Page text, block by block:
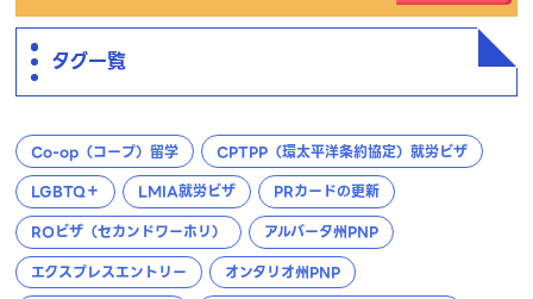
タグ一覧
Co-op（コープ）留学
CPTPP（環太平洋条約協定）就労ビザ
LGBTQ＋
LMIA就労ビザ
PRカードの更新
ROビザ（セカンドワーホリ）
アルバータ州PNP
エクスプレスエントリー
オンタリオ州PNP